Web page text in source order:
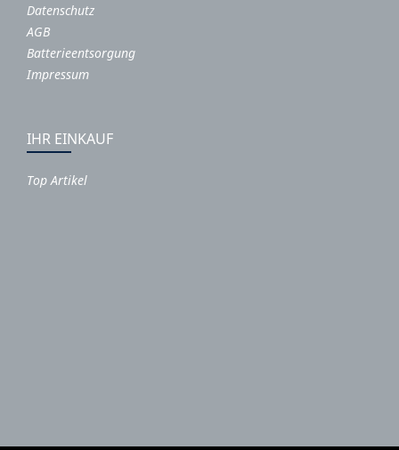
Datenschutz
AGB
Batterieentsorgung
Impressum
IHR EINKAUF
Top Artikel